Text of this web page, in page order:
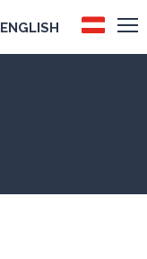
ENGLISH